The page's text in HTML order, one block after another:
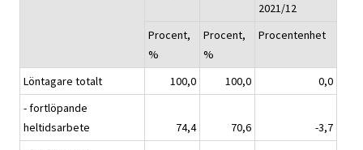
2021/12
Procent,
%
Procent,
%
Procentenhet
Löntagare totalt 100,0 100,0
0,0
- fortlöpande
heltidsarbete
74,4 70,6
-3,7